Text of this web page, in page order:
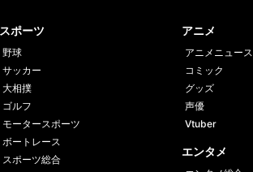
スポーツ
野球
サッカー
大相撲
ゴルフ
モータースポーツ
ボートレース
スポーツ総合
アニメ
アニメニュース
コミック
グッズ
声優
Vtuber
エンタメ